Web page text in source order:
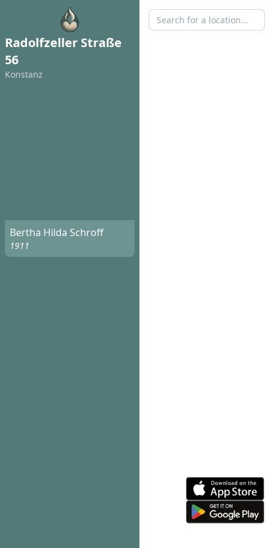
Radolfzeller Straße
56
Konstanz
Bertha Hilda Schroff
1911